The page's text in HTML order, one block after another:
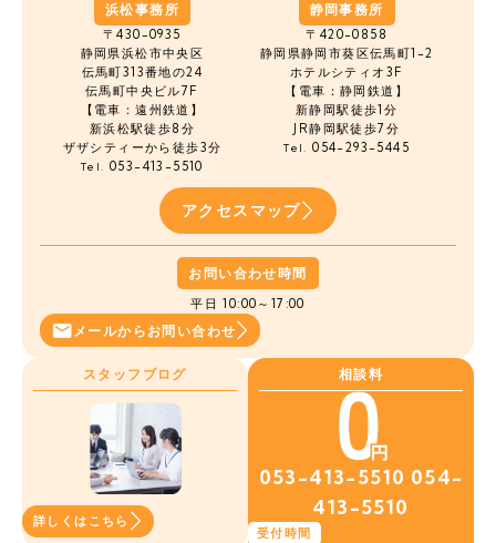
浜松事務所
〒430-0935
静岡県浜松市中央区
伝馬町313番地の24
伝馬町中央ビル7F
【電車：遠州鉄道】
新浜松駅徒歩8分
ザザシティーから徒歩3分
Tel. 053-413-5510
静岡事務所
〒420-0858
静岡県静岡市葵区伝馬町1-2
ホテルシティオ3F
【電車：静岡鉄道】
新静岡駅徒歩1分
JR静岡駅徒歩7分
Tel. 054-293-5445
アクセスマップ
お問い合わせ時間
平日 10:00～17:00
メールから お問い合わせ
スタッフブログ
詳しくはこちら
相談料
053-413-5510 054-
413-5510
受付時間